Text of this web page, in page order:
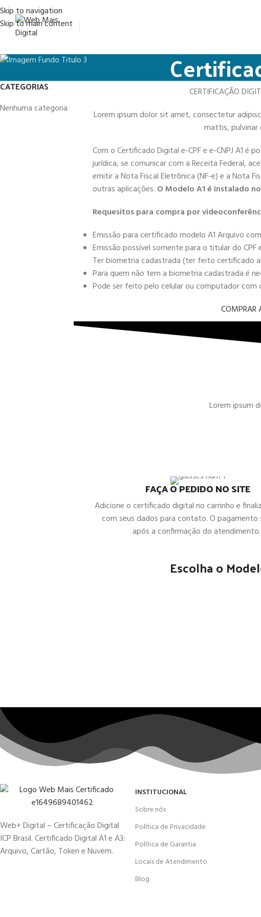
Skip to navigation
Skip to main content
CATEGORIAS
Nenhuma categoria
CERTIFICAÇÃO
Lorem ipsum dolor sit amet, consectetur
mattis, pulvinar
Com o Certificado Digital e-CPF e e-CNPJ A1 é
jurídica, se comunicar com a Receita Federal,
emitir a Nota Fiscal Eletrônica (NF-e) e a Nota
outras aplicações. O Modelo A1 é instalado
Requesitos para compra por
Emissão para certificado modelo A1 Arquivo
Emissão possível somente para o titular do CPF
Ter biometria cadastrada (ter feito certificado
Para quem não tem a biometria cadastrada é
Pode ser feito pelo celular ou computador com
COMPRAR
Lorem ipsum
FAÇA O PEDIDO NO SITE
Adicione o certificado digital no carrinho e
com seus dados para contato. O
após a confirmação do atendimento.
Escolha o
Web+ Digital – Certificação Digital
ICP Brasil. Certificado Digital A1 e A3:
Arquivo, Cartão, Token e Nuvem.
INSTITUCIONAL
Sobre nós
Política de Privacidade
Política de Garantia
Locais de Atendimento
Blog